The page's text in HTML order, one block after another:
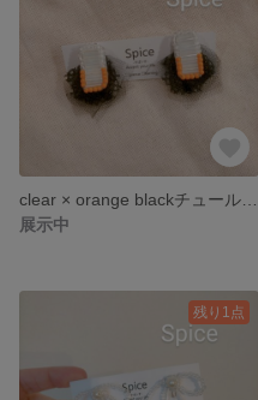
展示中
残り1点